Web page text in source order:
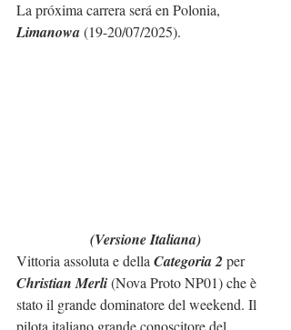
La próxima carrera será en Polonia,
Limanowa (19-20/07/2025).
(Versione Italiana)
Vittoria assoluta e della Categoria 2 per
Christian Merli (Nova Proto NP01) che è
stato il grande dominatore del weekend. Il
pilota italiano grande conoscitore del